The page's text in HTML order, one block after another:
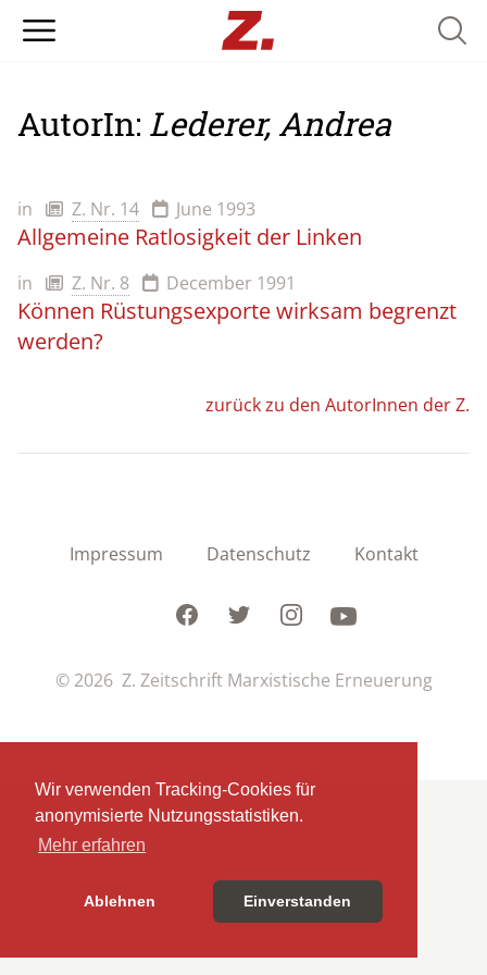
Wir verwenden Tracking-Cookies für
anonymisierte Nutzungsstatistiken.
Mehr erfahren
Ablehnen Einverstanden
AutorIn: Lederer, Andrea
in Z. Nr. 14 June 1993
Allgemeine Ratlosigkeit der Linken
in Z. Nr. 8 December 1991
Können Rüstungsexporte wirksam begrenzt
werden?
zurück zu den AutorInnen der Z.
Impressum Datenschutz Kontakt
FacebookTwitterInstagramYoutube
© 2026 Z. Zeitschrift Marxistische Erneuerung